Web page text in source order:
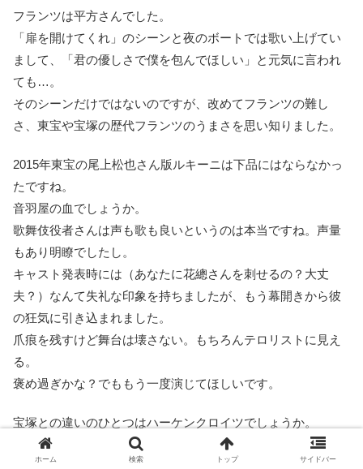
フランツは平方さんでした。
「扉を開けてくれ」のシーンと夜のボートでは歌い上げてい
まして、「君の優しさで僕を包んでほしい」と元気に言われ
ても…。
そのシーンだけではないのですが、改めてフランツの難し
さ、東宝や宝塚の歴代フランツのうまさを思い知りました。
2015年東宝の尾上松也さん版ルキーニは下品にはならなかっ
たですね。
音羽屋の血でしょうか。
歌舞伎役者さんは声も歌も良いというのは本当ですね。声量
もあり明瞭でしたし。
キャスト発表時には（あなたに花總さんを刺せるの？大丈
夫？）なんて失礼な印象を持ちましたが、もう幕開きから彼
の狂気に引き込まれました。
爪痕を残すけど舞台は壊さない。もちろんテロリストに見え
る。
褒め過ぎかな？でももう一度演じてほしいです。
宝塚との違いのひとつはハーケンクロイツでしょうか。
個人的にはとても苦手なシーンですが、外して欲しくない演
ホーム 検索 トップ サイドバー